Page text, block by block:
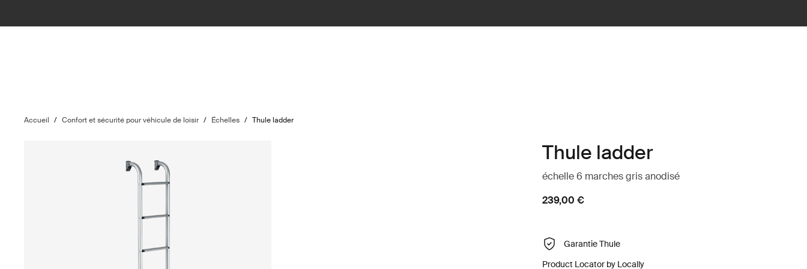
Accueil / Confort et sécurité pour véhicule de loisir / Échelles / Thule ladder
Thule ladder
échelle 6 marches gris anodisé
239,00 €
Garantie Thule
Product Locator by Locally